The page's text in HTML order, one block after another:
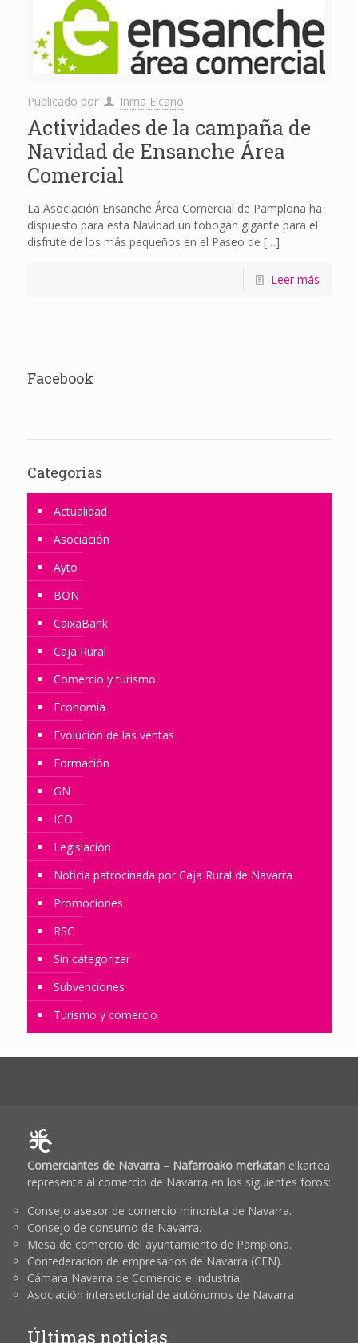
Publicado por Inma Elcano
Actividades de la campaña de
Navidad de Ensanche Área
Comercial
La Asociación Ensanche Área Comercial de Pamplona ha
dispuesto para esta Navidad un tobogán gigante para el
disfrute de los más pequeños en el Paseo de […]
Leer más
Facebook
Categorias
Actualidad
Asociación
Ayto
BON
CaixaBank
Caja Rural
Comercio y turismo
Economía
Evolución de las ventas
Formación
GN
ICO
Legislación
Noticia patrocinada por Caja Rural de Navarra
Promociones
RSC
Sin categorizar
Subvenciones
Turismo y comercio
Comerciantes de Navarra – Nafarroako merkatarielkartea
representa al comercio de Navarra en los siguientes foros:
Consejo asesor de comercio minorista de Navarra.
Consejo de consumo de Navarra.
Mesa de comercio del ayuntamiento de Pamplona.
Confederación de empresarios de Navarra (CEN).
Cámara Navarra de Comercio e Industria.
Asociación intersectorial de autónomos de Navarra
Últimas noticias